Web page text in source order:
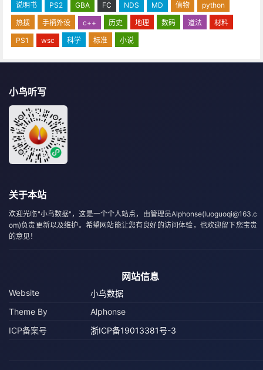
说明书
PS2 GBA FC NDS MD 值物
python
热搜
手柄外设 c++ 历史 地理 数码 道法
材料
PS1
wsc 科学 标准 小说
小鸟听写
关于本站
欢迎光临"小鸟数据"，这是一个个人站点，由管理员Alphonse(luoguoqi@163.c
om)负责更新以及维护。希望网站能让您有良好的访问体验，也欢迎留下您宝贵
的意见！
网站信息
Website
小鸟数据
Theme By
Alphonse
ICP备案号
浙ICP备19013381号-3